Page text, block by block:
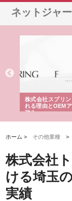
ネットジャ
株式会社スプリ
れる理由とOEM
強み
ホーム > その他業種 >
株式会社
ける埼玉
実績